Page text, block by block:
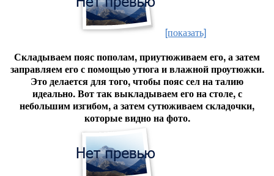
[показать]
Складываем пояс пополам, приутюживаем его, а затем
заправляем его с помощью утюга и влажной проутюжки.
Это делается для того, чтобы пояс сел на талию
идеально. Вот так выкладываем его на столе, с
небольшим изгибом, а затем сутюживаем складочки,
которые видно на фото.